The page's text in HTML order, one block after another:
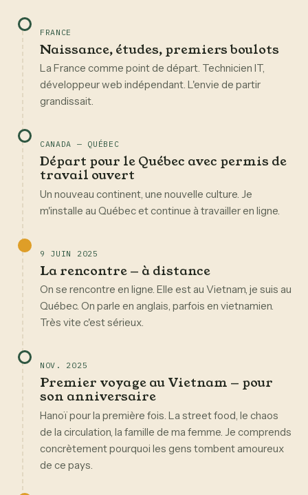
FRANCE
Naissance, études, premiers boulots
La France comme point de départ. Technicien IT,
développeur web indépendant. L'envie de partir
grandissait.
CANADA — QUÉBEC
Départ pour le Québec avec permis de
travail ouvert
Un nouveau continent, une nouvelle culture. Je
m'installe au Québec et continue à travailler en ligne.
9 JUIN 2025
La rencontre — à distance
On se rencontre en ligne. Elle est au Vietnam, je suis au
Québec. On parle en anglais, parfois en vietnamien.
Très vite c'est sérieux.
NOV. 2025
Premier voyage au Vietnam — pour
son anniversaire
Hanoï pour la première fois. La street food, le chaos
de la circulation, la famille de ma femme. Je comprends
concrètement pourquoi les gens tombent amoureux
de ce pays.